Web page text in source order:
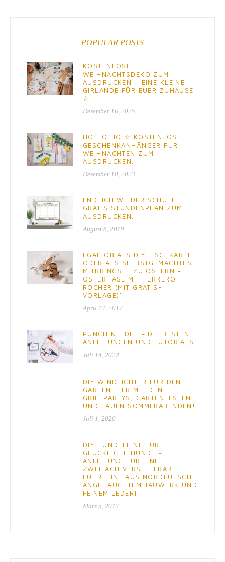
POPULAR POSTS
KOSTENLOSE
WEIHNACHTSDEKO ZUM
AUSDRUCKEN – EINE KLEINE
GIRLANDE FÜR EUER ZUHAUSE
☆
Dezember 16, 2025
HO HO HO ☆ KOSTENLOSE
GESCHENKANHÄNGER FÜR
WEIHNACHTEN ZUM
AUSDRUCKEN.
Dezember 10, 2023
ENDLICH WIEDER SCHULE:
GRATIS STUNDENPLAN ZUM
AUSDRUCKEN.
August 8, 2019
EGAL OB ALS DIY TISCHKARTE
ODER ALS SELBSTGEMACHTES
MITBRINGSEL ZU OSTERN –
OSTERHASE MIT FERRERO
ROCHER (MIT GRATIS-
VORLAGE)*
April 14, 2017
PUNCH NEEDLE – DIE BESTEN
ANLEITUNGEN UND TUTORIALS
Juli 14, 2022
DIY WINDLICHTER FÜR DEN
GARTEN. HER MIT DEN
GRILLPARTYS, GARTENFESTEN
UND LAUEN SOMMERABENDEN!
Juli 1, 2020
DIY HUNDELEINE FÜR
GLÜCKLICHE HUNDE –
ANLEITUNG FÜR EINE
ZWEIFACH VERSTELLBARE
FÜHRLEINE AUS NORDEUTSCH
ANGEHAUCHTEM TAUWERK UND
FEINEM LEDER!
März 5, 2017